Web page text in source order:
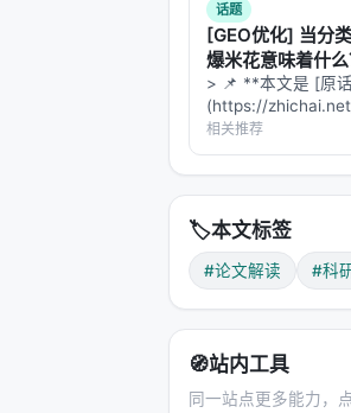
实验结果：去掉
二）的影响更大。
---
四、
Crafter 生成的是
CraftEditor 负责
提取阶段：VLM
一个可指令化图
处理阶段 ：每个
组合阶段：分析师
话题
[GEO优化] 当分
爆米花意味着什么
> 📌 **本文是 [原
(https://
本**——标题改为问
FAQ，便于 AI 引
相关推荐
🏷️本文标签
#论文解读 #科
🧭站内工具
同一站点更多能力，